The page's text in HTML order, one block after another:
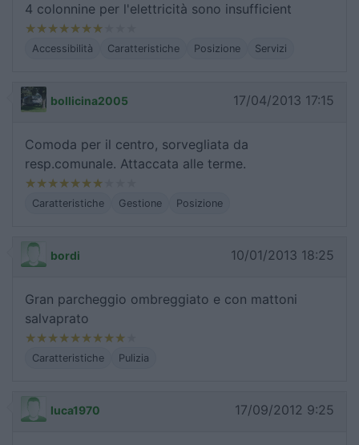
4 colonnine per l'elettricità sono insufficient
Accessibilità Caratteristiche Posizione Servizi
bollicina2005 17/04/2013 17:15
Comoda per il centro, sorvegliata da
resp.comunale. Attaccata alle terme.
Caratteristiche Gestione Posizione
bordi 10/01/2013 18:25
Gran parcheggio ombreggiato e con mattoni
salvaprato
Caratteristiche Pulizia
luca1970 17/09/2012 9:25